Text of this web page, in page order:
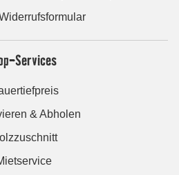
Services
& Abholen